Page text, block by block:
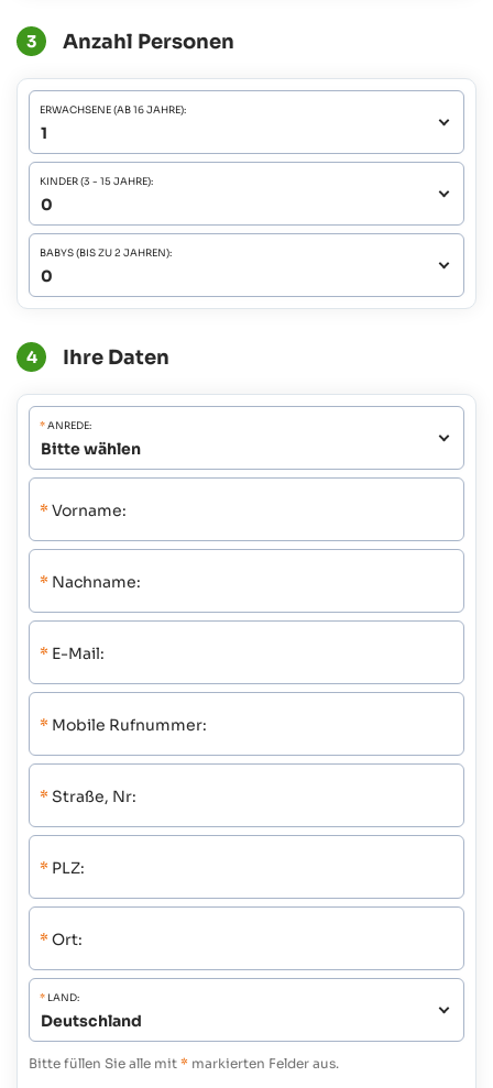
3 Anzahl Personen
ERWACHSENE (AB 16 JAHRE):
KINDER (3 - 15 JAHRE):
BABYS (BIS ZU 2 JAHREN):
4 Ihre Daten
*ANREDE:
* Vorname:
* Nachname:
* E-Mail:
* Mobile Rufnummer:
* Straße, Nr:
* PLZ:
* Ort:
* LAND:
Bitte füllen Sie alle mit * markierten Felder aus.